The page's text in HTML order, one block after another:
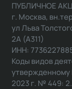
ПУБЛИЧНОЕ
г. Москва,
ул Льва
2А (А311)
ИНН:
Коды видов
утвержденному
2023 г. № 449: